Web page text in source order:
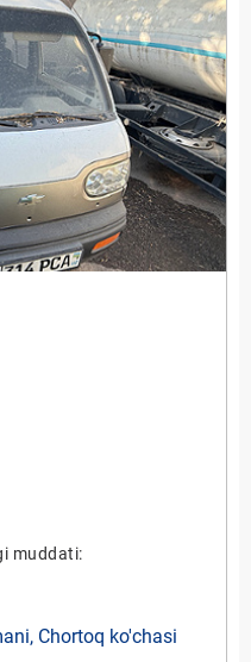
muddati:
Chortoq ko'chasi